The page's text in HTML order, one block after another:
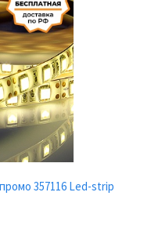
357116 Led-strip